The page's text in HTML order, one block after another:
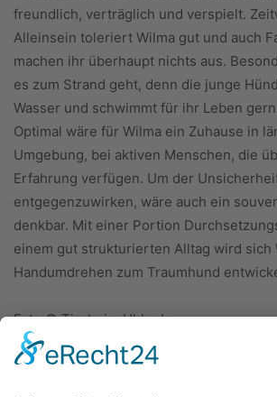
freundlich, verträglich und verspielt.
Alleinsein toleriert Wilma gut und auch
machen ihr überhaupt nichts aus.
es zum Strand geht, denn die junge
Wasser und schwimmt für ihr Leben
Optimal wäre für Wilma ein Zuhause in
Umgebung, bei aktiven Menschen, die
Erfahrung verfügen. Um der
entgegenzuwirken, wäre auch ein
denkbar. Mit einer Portion
einem gut strukturierten Alltag wird sich
Handumdrehen zum Traumhund
Foto:© Tierheim Uhlenkrog